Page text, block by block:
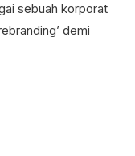
sebuah korporat
demi